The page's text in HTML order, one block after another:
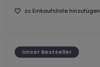
zu Einkaufsliste hinzufügen
Unser Bestseller